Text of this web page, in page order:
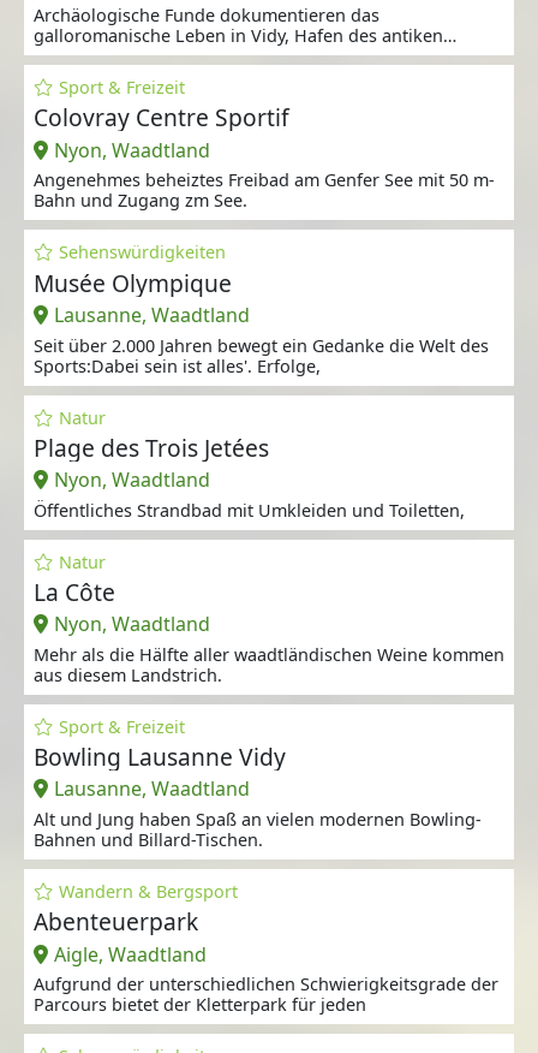
Archäologische Funde dokumentieren das
galloromanische Leben in Vidy, Hafen des antiken
Lousanna.
Sport & Freizeit
Colovray Centre Sportif
Nyon, Waadtland
Angenehmes beheiztes Freibad am Genfer See mit 50 m-
Bahn und Zugang zm See.
Sehenswürdigkeiten
Musée Olympique
Lausanne, Waadtland
Seit über 2.000 Jahren bewegt ein Gedanke die Welt des
Sports:Dabei sein ist alles'. Erfolge,
Natur
Plage des Trois Jetées
Nyon, Waadtland
Öffentliches Strandbad mit Umkleiden und Toiletten,
Natur
La Côte
Nyon, Waadtland
Mehr als die Hälfte aller waadtländischen Weine kommen
aus diesem Landstrich.
Sport & Freizeit
Bowling Lausanne Vidy
Lausanne, Waadtland
Alt und Jung haben Spaß an vielen modernen Bowling-
Bahnen und Billard-Tischen.
Wandern & Bergsport
Abenteuerpark
Aigle, Waadtland
Aufgrund der unterschiedlichen Schwierigkeitsgrade der
Parcours bietet der Kletterpark für jeden